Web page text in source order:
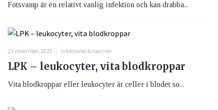
Fotsvamp är en relativt vanlig infektion och kan drabba...
23 november, 2025 Infektioner & Vacciner
LPK – leukocyter, vita blodkroppar
Vita blodkroppar eller leukocyter är celler i blodet so...